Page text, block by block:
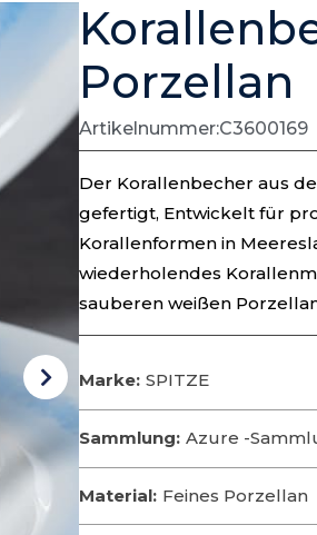
Porzellan
Artikelnummer:C3600169
Der Korallenbecher aus
gefertigt, Entwickelt für
Korallenformen in
wiederholendes
sauberen weißen
Marke: SPITZE
Sammlung: Azure -
Material: Feines Porzellan